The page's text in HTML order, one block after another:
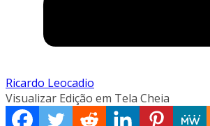
Ricardo Leocadio
Visualizar Edição em Tela Cheia